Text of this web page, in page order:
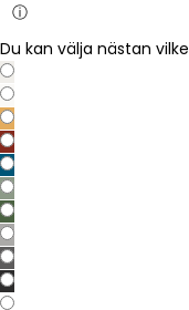
ⓘ
Du kan välja nästan